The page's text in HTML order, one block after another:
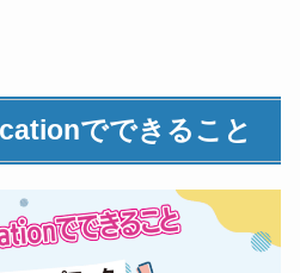
でできること